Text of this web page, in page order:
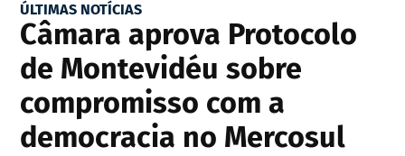
ÚLTIMAS NOTÍCIAS
Câmara aprova Protocolo
de Montevidéu sobre
compromisso com a
democracia no Mercosul